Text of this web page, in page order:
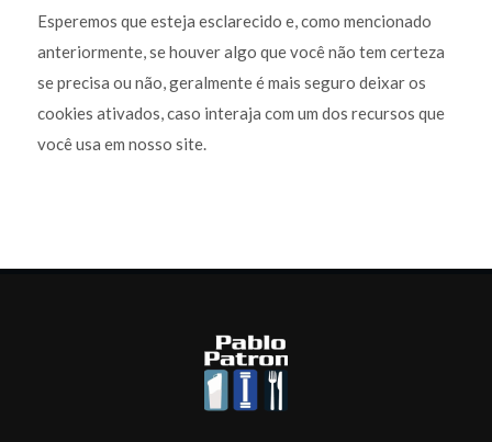
Esperemos que esteja esclarecido e, como mencionado
anteriormente, se houver algo que você não tem certeza
se precisa ou não, geralmente é mais seguro deixar os
cookies ativados, caso interaja com um dos recursos que
você usa em nosso site.